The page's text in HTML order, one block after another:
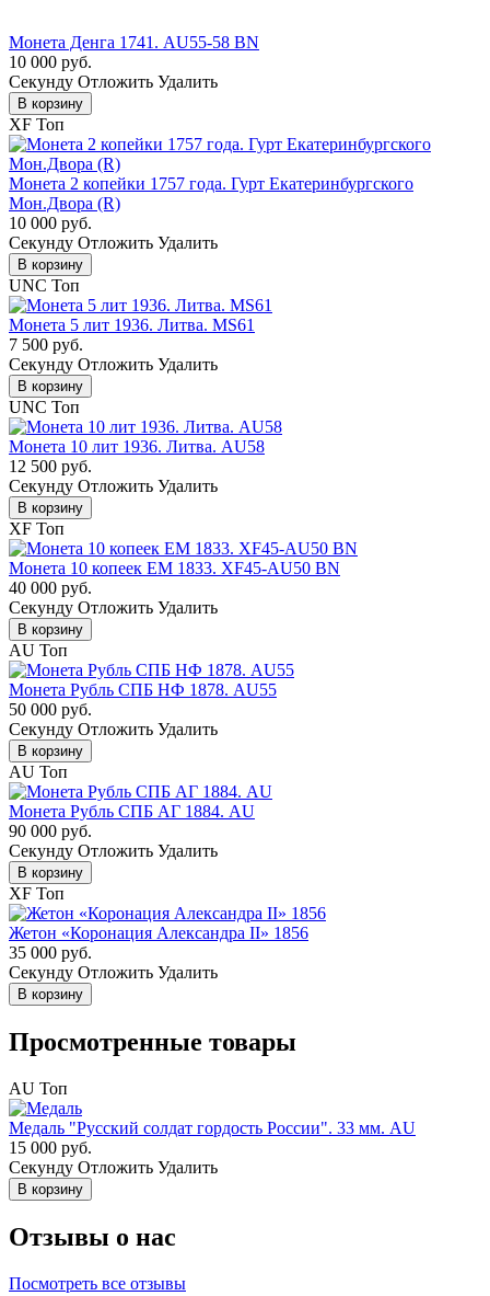
Монета Денга 1741. AU55-58 BN
10 000 руб.
Cекунду Отложить Удалить
В корзину
XF Топ
Монета 2 копейки 1757 года. Гурт Екатеринбургского
Мон.Двора (R)
10 000 руб.
Cекунду Отложить Удалить
В корзину
UNC Топ
Монета 5 лит 1936. Литва. MS61
7 500 руб.
Cекунду Отложить Удалить
В корзину
UNC Топ
Монета 10 лит 1936. Литва. AU58
12 500 руб.
Cекунду Отложить Удалить
В корзину
XF Топ
Монета 10 копеек ЕМ 1833. XF45-AU50 BN
40 000 руб.
Cекунду Отложить Удалить
В корзину
AU Топ
Монета Рубль СПБ НФ 1878. AU55
50 000 руб.
Cекунду Отложить Удалить
В корзину
AU Топ
Монета Рубль СПБ АГ 1884. AU
90 000 руб.
Cекунду Отложить Удалить
В корзину
XF Топ
Жетон «Коронация Александра II» 1856
35 000 руб.
Cекунду Отложить Удалить
В корзину
Просмотренные товары
AU Топ
Медаль "Русский солдат гордость России". 33 мм. AU
15 000 руб.
Cекунду Отложить Удалить
В корзину
Отзывы о нас
Посмотреть все отзывы